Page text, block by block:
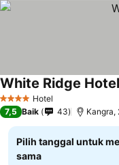
4 BintangHotel
White Ridge Hotel
7,5 Baik 43 Kangra,
Pilih tanggal untuk
sama